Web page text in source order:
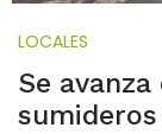
LOCALES
Se
sumideros